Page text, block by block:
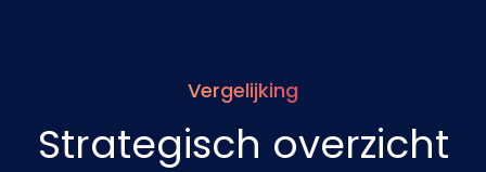
Vergelijking
Strategisch overzicht